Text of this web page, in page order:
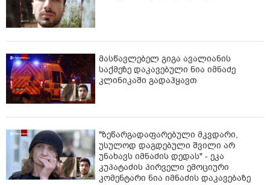
მასწავლებელ გიგა ავალიანის
საქმეზე დაკავებული ნია იმნაძე
კლინიკაში გადაჰყავთ
"ზეწარგადაფარებული მკვდარი,
უსულოდ დაგდებული შვილი არ
უნახავს იმნაძის დედას" - ეკა
კუპატაძის პირველი ემოციური
კომენტარი ნია იმნაძის დაკავებაზე